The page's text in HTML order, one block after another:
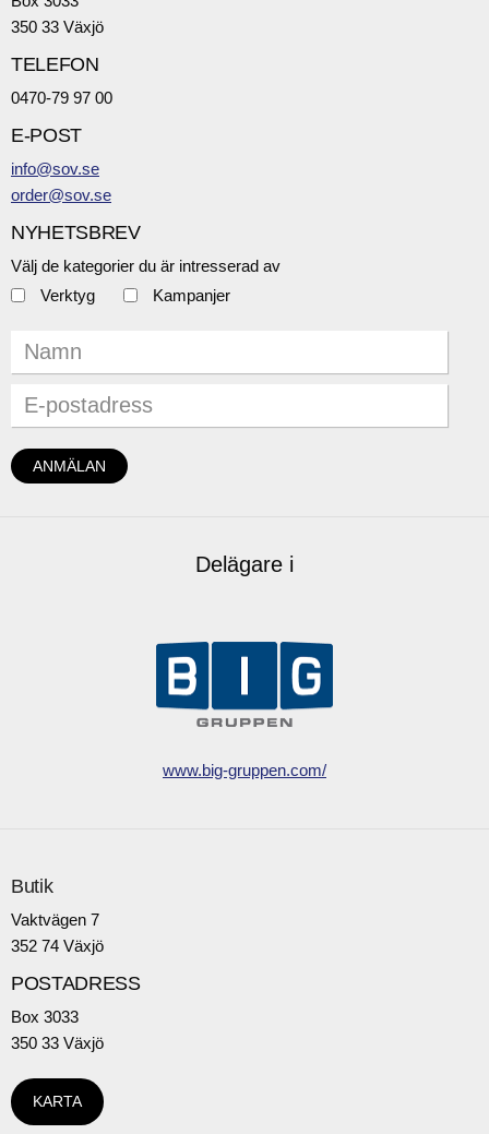
350 33 Växjö
TELEFON
0470-79 97 00
E-POST
info@sov.se
order@sov.se
NYHETSBREV
Välj de kategorier du är intresserad av
Verktyg
Kampanjer
Delägare i
www.big-gruppen.com/
Butik
Vaktvägen 7
352 74 Växjö
POSTADRESS
Box 3033
350 33 Växjö
KARTA